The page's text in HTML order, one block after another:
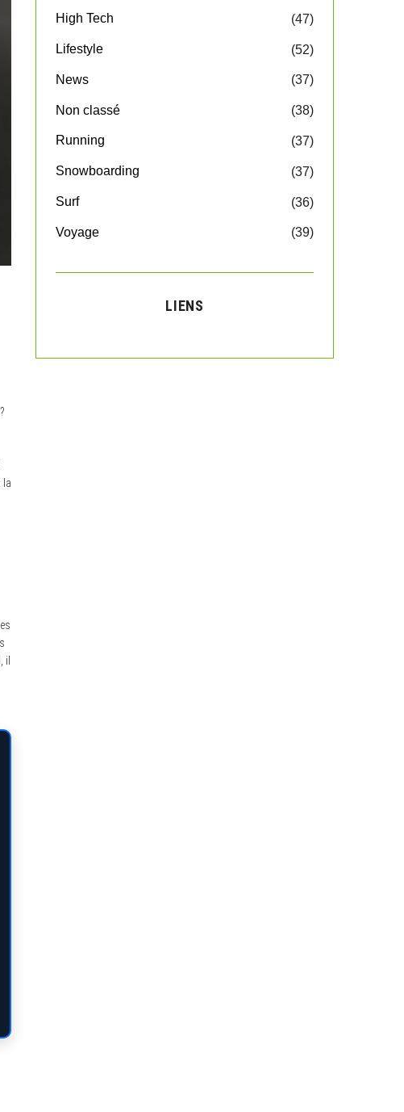
la
il
High Tech (47)
Lifestyle (52)
News (37)
Non classé (38)
Running (37)
Snowboarding (37)
Surf (36)
Voyage (39)
LIENS